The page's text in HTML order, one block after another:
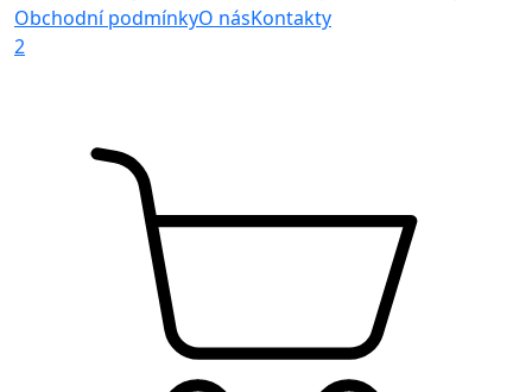
Obchodní podmínkyO násKontakty
2